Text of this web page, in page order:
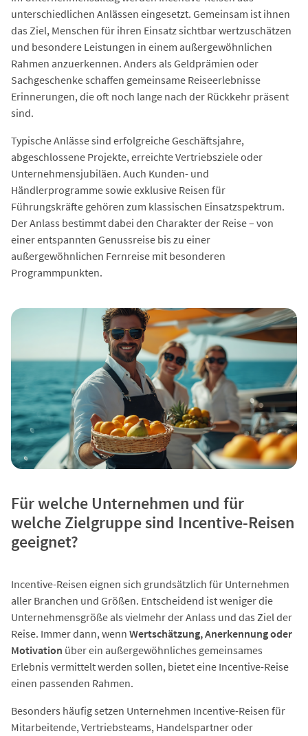
unterschiedlichen Anlässen eingesetzt. Gemeinsam ist ihnen
das Ziel, Menschen für ihren Einsatz sichtbar wertzuschätzen
und besondere Leistungen in einem außergewöhnlichen
Rahmen anzuerkennen. Anders als Geldprämien oder
Sachgeschenke schaffen gemeinsame Reiseerlebnisse
Erinnerungen, die oft noch lange nach der Rückkehr präsent
sind.
Typische Anlässe sind erfolgreiche Geschäftsjahre,
abgeschlossene Projekte, erreichte Vertriebsziele oder
Unternehmensjubiläen. Auch Kunden- und
Händlerprogramme sowie exklusive Reisen für
Führungskräfte gehören zum klassischen Einsatzspektrum.
Der Anlass bestimmt dabei den Charakter der Reise – von
einer entspannten Genussreise bis zu einer
außergewöhnlichen Fernreise mit besonderen
Programmpunkten.
Für welche Unternehmen und für
welche Zielgruppe sind Incentive-Reisen
geeignet?
Incentive-Reisen eignen sich grundsätzlich für Unternehmen
aller Branchen und Größen. Entscheidend ist weniger die
Unternehmensgröße als vielmehr der Anlass und das Ziel der
Reise. Immer dann, wenn Wertschätzung, Anerkennung oder
Motivation über ein außergewöhnliches gemeinsames
Erlebnis vermittelt werden sollen, bietet eine Incentive-Reise
einen passenden Rahmen.
Besonders häufig setzen Unternehmen Incentive-Reisen für
Mitarbeitende, Vertriebsteams, Handelspartner oder